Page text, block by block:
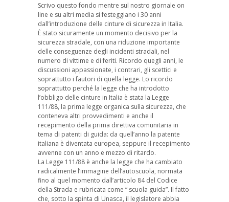
Scrivo questo fondo mentre sul nostro giornale on
line e su altri media si festeggiano i 30 anni
dall’introduzione delle cinture di sicurezza in Italia.
È stato sicuramente un momento decisivo per la
sicurezza stradale, con una riduzione importante
delle conseguenze degli incidenti stradali, nel
numero di vittime e di feriti. Ricordo quegli anni, le
discussioni appassionate, i contrari, gli scettici e
soprattutto i fautori di quella legge. Lo ricordo
soprattutto perché la legge che ha introdotto
l’obbligo delle cinture in Italia è stata la Legge
111/88, la prima legge organica sulla sicurezza, che
conteneva altri provvedimenti e anche il
recepimento della prima direttiva comunitaria in
tema di patenti di guida: da quell’anno la patente
italiana è diventata europea, seppure il recepimento
avvenne con un anno e mezzo di ritardo.
La Legge 111/88 è anche la legge che ha cambiato
radicalmente l’immagine dell’autoscuola, normata
fino al quel momento dall’articolo 84 del Codice
della Strada e rubricata come “ scuola guida”. Il fatto
che, sotto la spinta di Unasca, il legislatore abbia